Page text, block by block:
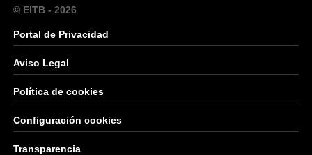
© EITB - 2026
Portal de Privacidad
Aviso Legal
Política de cookies
Configuración cookies
Transparencia